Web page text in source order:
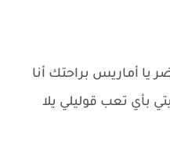
يا أماريس براحتك أنا
بأي تعب قوليلي يلا